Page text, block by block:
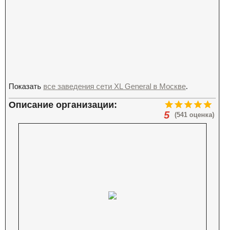
Показать все заведения сети XL General в Москве.
(541 оценка)
5
Описание организации: